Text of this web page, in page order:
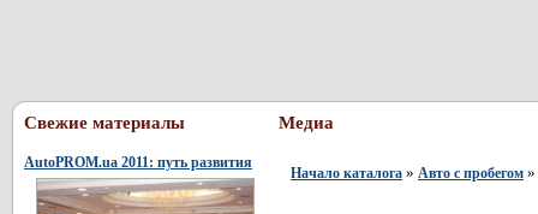
Свежие материалы
AutoPROM.ua 2011: путь развития
Медиа
Начало каталога » Авто с пробегом